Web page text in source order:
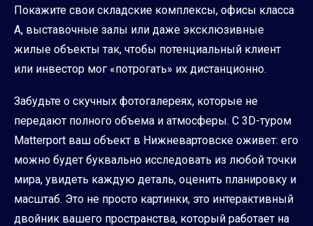
Покажите свои складские комплексы, офисы класса
А, выставочные залы или даже эксклюзивные
жилые объекты так, чтобы потенциальный клиент
или инвестор мог «потрогать» их дистанционно.
Забудьте о скучных фотогалереях, которые не
передают полного объема и атмосферы. С 3D-туром
Matterport ваш объект в Нижневартовске оживет: его
можно будет буквально исследовать из любой точки
мира, увидеть каждую деталь, оценить планировку и
масштаб. Это не просто картинки, это интерактивный
двойник вашего пространства, который работает на